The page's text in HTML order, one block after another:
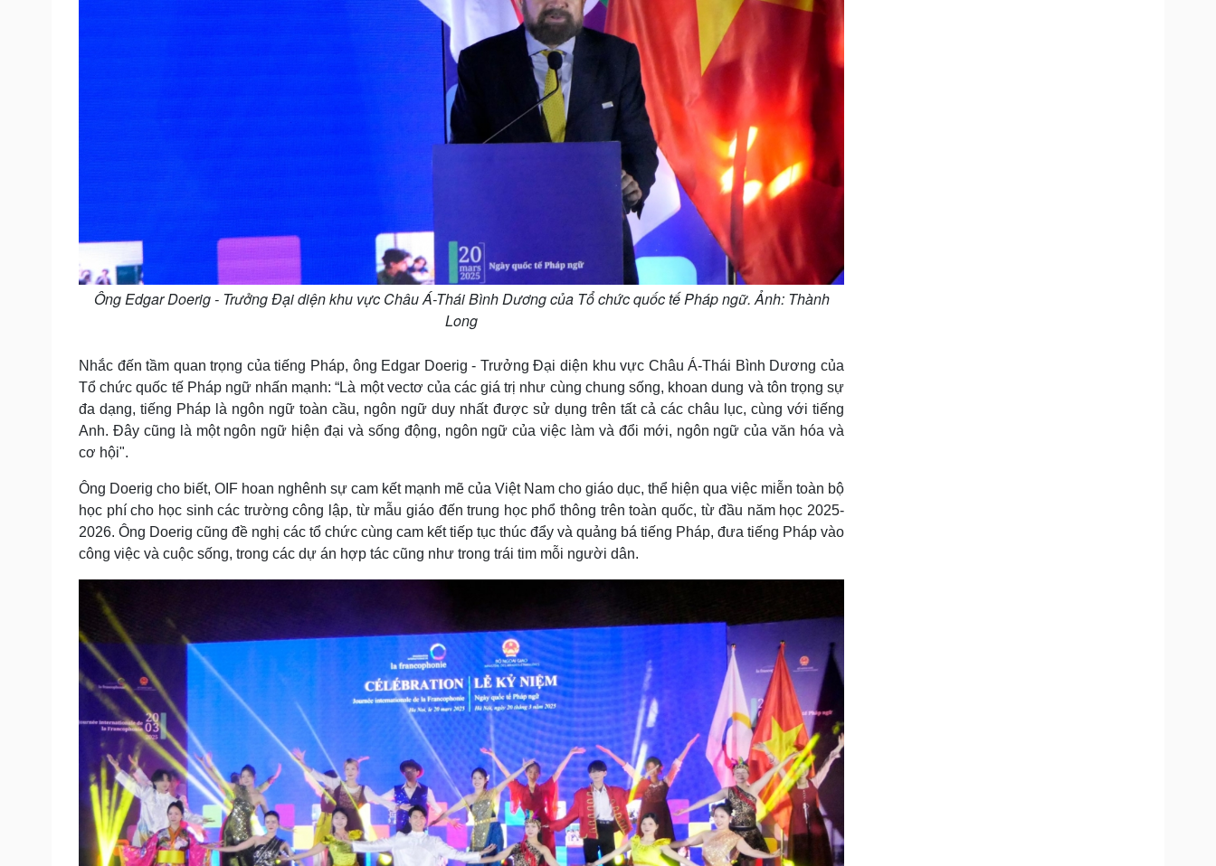
Ông Edgar Doerig - Trưởng Đại diện khu vực Châu Á-Thái Bình Dương của Tổ chức quốc tế Pháp ngữ. Ảnh: Thành
Long
Nhắc đến tầm quan trọng của tiếng Pháp, ông Edgar Doerig - Trưởng Đại diện khu vực Châu Á-Thái Bình Dương của
Tổ chức quốc tế Pháp ngữ nhấn mạnh: “Là một vectơ của các giá trị như cùng chung sống, khoan dung và tôn trọng sự
đa dạng, tiếng Pháp là ngôn ngữ toàn cầu, ngôn ngữ duy nhất được sử dụng trên tất cả các châu lục, cùng với tiếng
Anh. Đây cũng là một ngôn ngữ hiện đại và sống động, ngôn ngữ của việc làm và đổi mới, ngôn ngữ của văn hóa và
cơ hội".
Ông Doerig cho biết, OIF hoan nghênh sự cam kết mạnh mẽ của Việt Nam cho giáo dục, thể hiện qua việc miễn toàn bộ
học phí cho học sinh các trường công lập, từ mẫu giáo đến trung học phổ thông trên toàn quốc, từ đầu năm học 2025-
2026. Ông Doerig cũng đề nghị các tổ chức cùng cam kết tiếp tục thúc đẩy và quảng bá tiếng Pháp, đưa tiếng Pháp vào
công việc và cuộc sống, trong các dự án hợp tác cũng như trong trái tim mỗi người dân.